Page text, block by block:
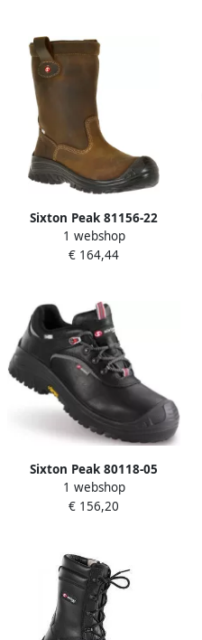
Sixton Peak 81156-22
Montana Hdry (Airplus 3D)
Laars | 22 Donkerbruin |
1 webshop
€ 164,44
Sixton Peak 80118-05
Explorer LG S3 Outdry
Zwart 11.091.019.45
1 webshop
€ 156,20